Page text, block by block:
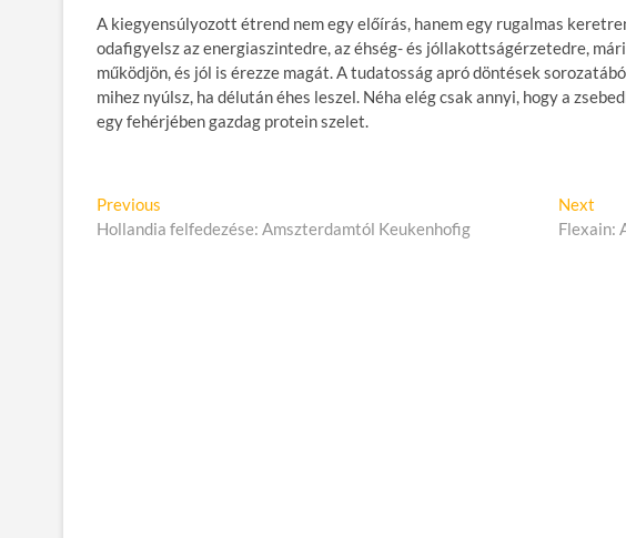
A kiegyensúlyozott étrend nem egy előírás, hanem egy rugalmas
odafigyelsz az energiaszintedre, az éhség- és jóllakottságérzetedre,
működjön, és jól is érezze magát. A tudatosság apró döntések
mihez nyúlsz, ha délután éhes leszel. Néha elég csak annyi, hogy a
egy fehérjében gazdag protein szelet.
B
e
Previous
r
Hollandia felfedezése: Amszterdamtól Keukenhofig
Next
e
Flexain: